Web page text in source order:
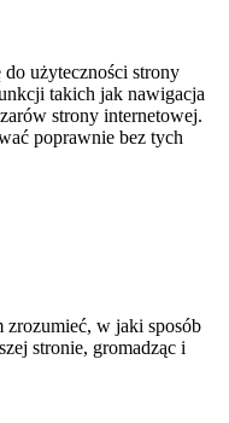
użyteczności strony
takich jak nawigacja
strony internetowej.
poprawnie bez tych
zrozumieć, w jaki sposób
stronie, gromadząc i